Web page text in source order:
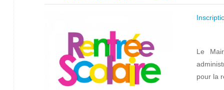
Le
pour la